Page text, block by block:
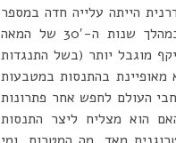
הייתה עלייה חדה במספר
בשתי תקופות מובחנות. הראשונה, בתקופת השפל הגדול, במהלך שנות ה-30′ של המאה
מוגבל יותר (בשל התנגדות
מאז משבר הסאב-פריים ב-2008, אשר גם היא מאופיינת בהתנסות במטבעות
העולם לחפש אחר פתרונות
הוא מצליח ליצר התנסות